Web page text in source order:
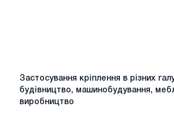
Застосування
кріплення
в
Застосування кріплення в різних
будівництво, машинобудування,
виробництво